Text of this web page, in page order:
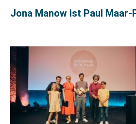
Jona Manow ist Paul